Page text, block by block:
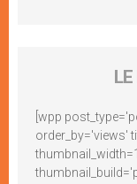
[wpp
order_by='views'